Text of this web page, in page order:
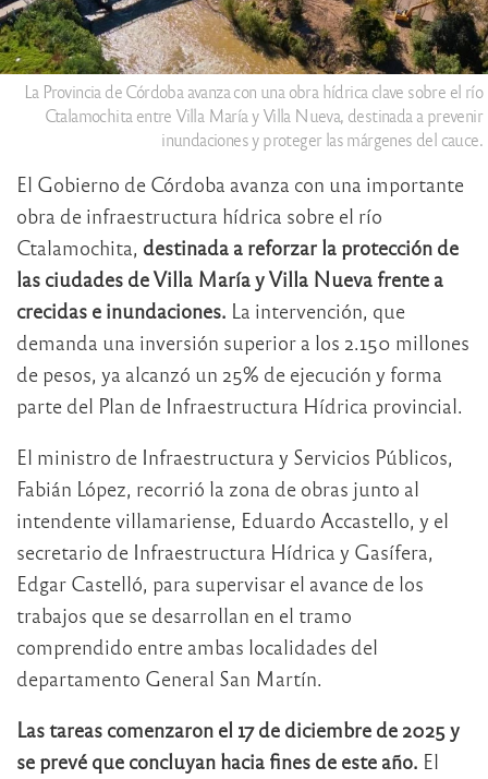
La Provincia de Córdoba avanza con una obra hídrica clave sobre el río
Ctalamochita entre Villa María y Villa Nueva, destinada a prevenir
inundaciones y proteger las márgenes del cauce.
El Gobierno de Córdoba avanza con una importante
obra de infraestructura hídrica sobre el río
Ctalamochita, destinada a reforzar la protección de
las ciudades deVilla MaríayVilla Nueva frente a
crecidas e inundaciones. La intervención, que
demanda una inversión superior a los 2.150 millones
de pesos, ya alcanzó un 25% de ejecución y forma
parte del Plan de Infraestructura Hídrica provincial.
El ministro de Infraestructura y Servicios Públicos,
Fabián López, recorrió la zona de obras junto al
intendente villamariense, Eduardo Accastello, y el
secretario de Infraestructura Hídrica y Gasífera,
Edgar Castelló, para supervisar el avance de los
trabajos que se desarrollan en el tramo
comprendido entre ambas localidades del
departamento General San Martín.
Las tareas comenzaron el 17 de diciembre de 2025 y
se prevé que concluyan hacia fines de este año. El